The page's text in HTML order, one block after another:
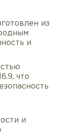
Отзывы/
из
и
что
и